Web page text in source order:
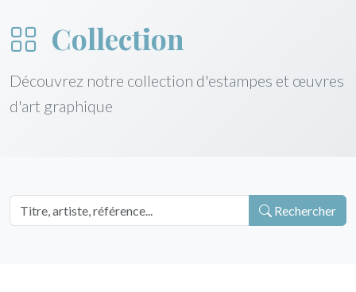
Collection
Découvrez notre collection d'estampes et œuvres
d'art graphique
Rechercher